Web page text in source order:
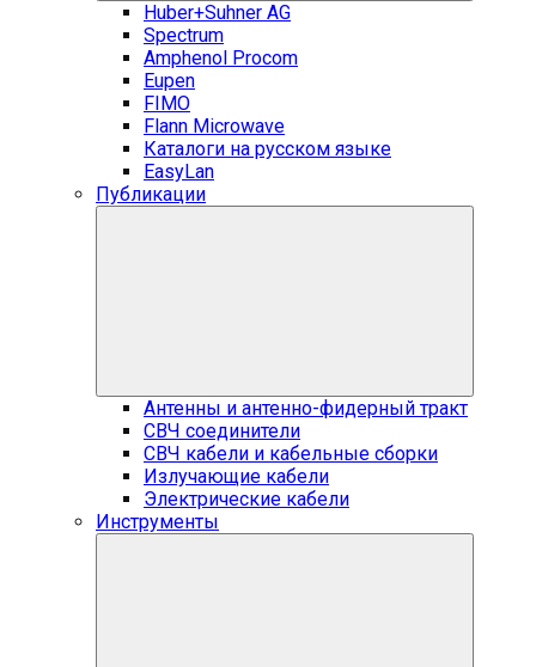
Huber+Suhner AG
Spectrum
Amphenol Procom
Eupen
FIMO
Flann Microwave
Каталоги на русском языке
EasyLan
Публикации
Антенны и антенно-фидерный тракт
СВЧ соединители
СВЧ кабели и кабельные сборки
Излучающие кабели
Электрические кабели
Инструменты